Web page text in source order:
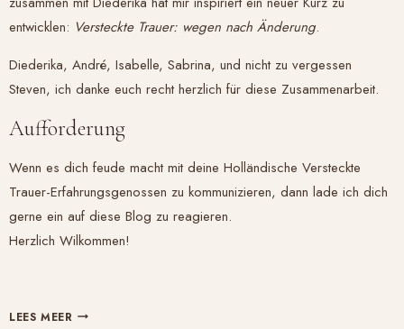
entwicklen: Versteckte Trauer: wegen nach Änderung.
Diederika, André, Isabelle, Sabrina, und nicht zu vergessen
Steven, ich danke euch recht herzlich für diese Zusammenarbeit.
Aufforderung
Wenn es dich feude macht mit deine Holländische Versteckte
Trauer-Erfahrungsgenossen zu kommunizieren, dann lade ich dich
gerne ein auf diese Blog zu reagieren.
Herzlich Wilkommen!
LEES MEER VERSTECKTE